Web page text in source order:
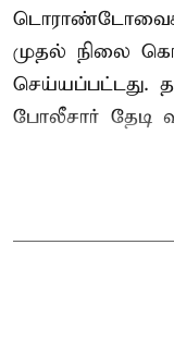
டொராண்டோவைச்
முதல் நிலை
செய்யப்பட்டது.
போலீசார் தேடி